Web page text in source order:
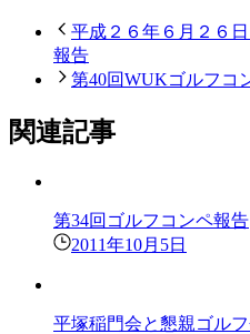
平成２６年６月２６
報告
第40回WUKゴルフコ
関連記事
第34回ゴルフコンペ報告
2011年10月5日
平塚稲門会と懇親ゴル